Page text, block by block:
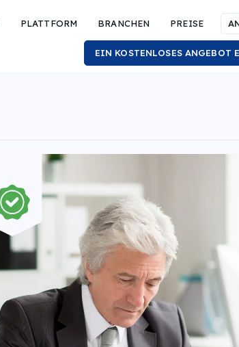
PLATTFORM BRANCHEN PREISE
EIN KOSTENLOSES ANGEBOT